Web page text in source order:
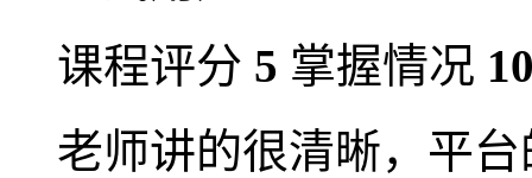
课程评分 5 掌握情况
老师讲的很清晰，平